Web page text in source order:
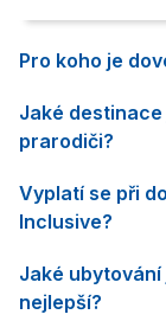
Pro koho je
Jaké
prarodiči?
Vyplatí se při
Inclusive?
Jaké
nejlepší?